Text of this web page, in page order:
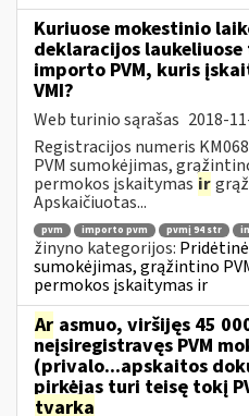
Kuriuose mokestinio
deklaracijos
importo PVM, kuris
VMI?
Web turinio sąrašas 2018-
Registracijos numeris
PVM sumokėjimas,
permokos įskaitymas ir
Apskaičiuotas...
pvm importo pvm pvmį 94 str
žinyno kategorijos:
sumokėjimas, grąžintino
permokos įskaitymas ir
Ar asmuo, viršijęs 45
neįsiregistravęs PVM
(privalo...apskaitos
pirkėjas turi teisę tokį
tvarka